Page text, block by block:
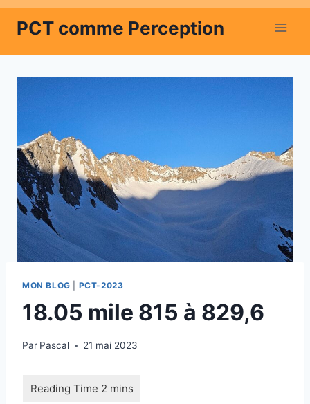
Aller
PCT comme Perception
MON BLOG PCT-2023
18.05 mile 815 à 829,6
Par Pascal 21 mai 2023